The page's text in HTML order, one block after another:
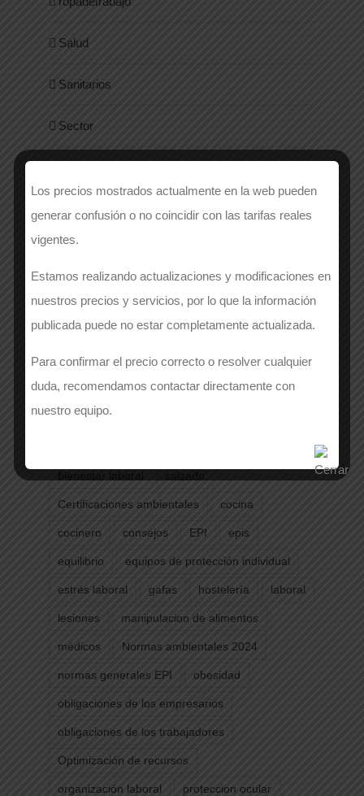
Salud
Sanitarios
Sector
Sin categoría
Women
Etiquetas
Certificaciones ambientales cocina
cocinero consejos EPI epis
equilibrio equipos de protección individual
estrés laboral gafas hostelería laboral
lesiones manipulacion de alimentos
médicos Normas ambientales 2024
normas generales EPI obesidad
obligaciones de los empresarios
obligaciones de los trabajadores
Optimización de recursos
organización laboral proteccion ocular
Los precios mostrados actualmente en la web pueden
generar confusión o no coincidir con las tarifas reales
vigentes.
Estamos realizando actualizaciones y modificaciones en
nuestros precios y servicios, por lo que la información
publicada puede no estar completamente actualizada.
Para confirmar el precio correcto o resolver cualquier
duda, recomendamos contactar directamente con
nuestro equipo.